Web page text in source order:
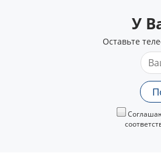
У
Оставьте